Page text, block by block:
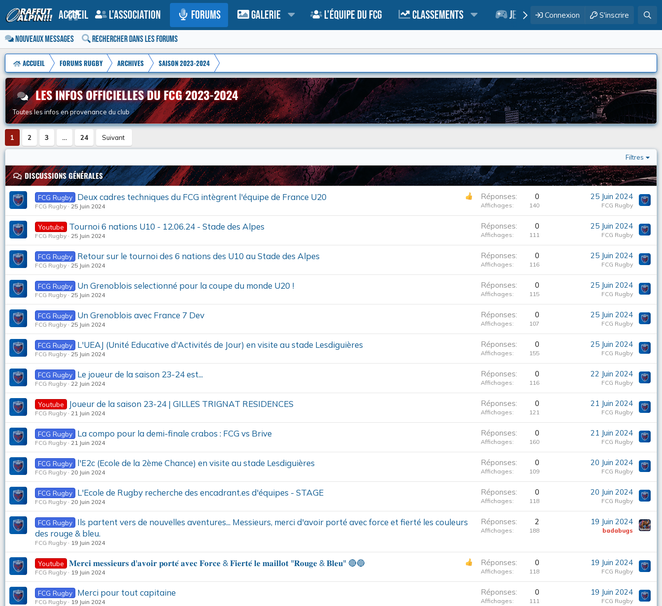
Accueil L'association Forums Galerie L'équipe du FCG Classements Jeu des pronos Twitch
Connexion S'inscrire
Nouveaux messages Rechercher dans les forums
ACCUEIL FORUMS RUGBY ARCHIVES SAISON 2023-2024
LES INFOS OFFICIELLES DU FCG 2023-2024
Toutes les infos en provenance du club
1 2 3 … 24 Suivant
Filtres
DISCUSSIONS GÉNÉRALES
FCG Rugby Deux cadres techniques du FCG intègrent l'équipe de France U20
FCG Rugby 25 Juin 2024
Réponses 0
Affichages 140
25 Juin 2024
FCG Rugby
Youtube Tournoi 6 nations U10 - 12.06.24 - Stade des Alpes
FCG Rugby 25 Juin 2024
Réponses 0
Affichages 111
25 Juin 2024
FCG Rugby
FCG Rugby Retour sur le tournoi des 6 nations des U10 au Stade des Alpes
FCG Rugby 25 Juin 2024
Réponses 0
Affichages 116
25 Juin 2024
FCG Rugby
FCG Rugby Un Grenoblois selectionné pour la coupe du monde U20 !
FCG Rugby 25 Juin 2024
Réponses 0
Affichages 115
25 Juin 2024
FCG Rugby
FCG Rugby Un Grenoblois avec France 7 Dev
FCG Rugby 25 Juin 2024
Réponses 0
Affichages 107
25 Juin 2024
FCG Rugby
FCG Rugby L'UEAJ (Unité Educative d'Activités de Jour) en visite au stade Lesdiguières
FCG Rugby 25 Juin 2024
Réponses 0
Affichages 155
25 Juin 2024
FCG Rugby
FCG Rugby Le joueur de la saison 23-24 est...
FCG Rugby 22 Juin 2024
Réponses 0
Affichages 116
22 Juin 2024
FCG Rugby
Youtube Joueur de la saison 23-24 | GILLES TRIGNAT RESIDENCES
FCG Rugby 21 Juin 2024
Réponses 0
Affichages 121
21 Juin 2024
FCG Rugby
FCG Rugby La compo pour la demi-finale crabos : FCG vs Brive
FCG Rugby 21 Juin 2024
Réponses 0
Affichages 160
21 Juin 2024
FCG Rugby
FCG Rugby l'E2c (Ecole de la 2ème Chance) en visite au stade Lesdiguières
FCG Rugby 20 Juin 2024
Réponses 0
Affichages 109
20 Juin 2024
FCG Rugby
FCG Rugby L'Ecole de Rugby recherche des encadrant.es d'équipes - STAGE
FCG Rugby 20 Juin 2024
Réponses 0
Affichages 118
20 Juin 2024
FCG Rugby
FCG Rugby
Ils partent vers de nouvelles aventures... Messieurs, merci d'avoir porté avec force et fierté les couleurs
des rouge & bleu.
FCG Rugby 19 Juin 2024
Réponses 2
Affichages 188
19 Juin 2024
badabugs
Youtube 𝐌𝐞𝐫𝐜𝐢 𝐦𝐞𝐬𝐬𝐢𝐞𝐮𝐫𝐬 𝐝'𝐚𝐯𝐨𝐢𝐫 𝐩𝐨𝐫𝐭𝐞́ 𝐚𝐯𝐞𝐜 𝐅𝐨𝐫𝐜𝐞 & 𝐅𝐢𝐞𝐫𝐭𝐞́ 𝐥𝐞 𝐦𝐚𝐢𝐥𝐥𝐨𝐭 "𝐑𝐨𝐮𝐠𝐞 & 𝐁𝐥𝐞𝐮" 🔴🔵
FCG Rugby 19 Juin 2024
Réponses 0
Affichages 118
19 Juin 2024
FCG Rugby
FCG Rugby Merci pour tout capitaine
FCG Rugby 19 Juin 2024
Réponses 0
Affichages 111
19 Juin 2024
FCG Rugby